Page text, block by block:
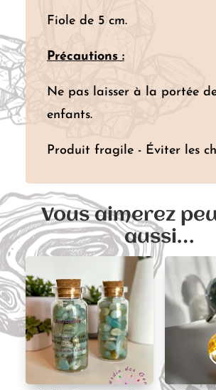
Fiole de 5 cm.
Précautions :
Ne pas laisser à la portée
enfants.
Produit fragile - Éviter les
Vous aimerez
aussi…